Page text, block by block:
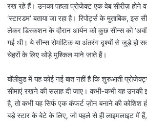
रख रहे हैं। उनका पहला प्रोजेक्ट एक वेब सीरीज़ होने
‘स्टारडम’ बताया जा रहा है। रिपोर्ट्स के मुताबिक, इस
लेकर डिस्कशन के दौरान आर्यन को कुछ सीन्स को
गई थी। ये सीन्स रोमांटिक या अंतरंग दृश्यों से जुड़े हो
चेहरों के लिए थोड़े मुश्किल माने जाते हैं।
बॉलीवुड में यह कोई नई बात नहीं है कि शुरुआती
सीमाएं रखने की सलाह दी जाए। कभी-कभी यह उनकी
है, तो कभी यह सिर्फ एक कंफर्ट ज़ोन बनाने की कोशिश
बड़े स्टार के बेटे के लिए, जो पहले से ही लाइमलाइट में